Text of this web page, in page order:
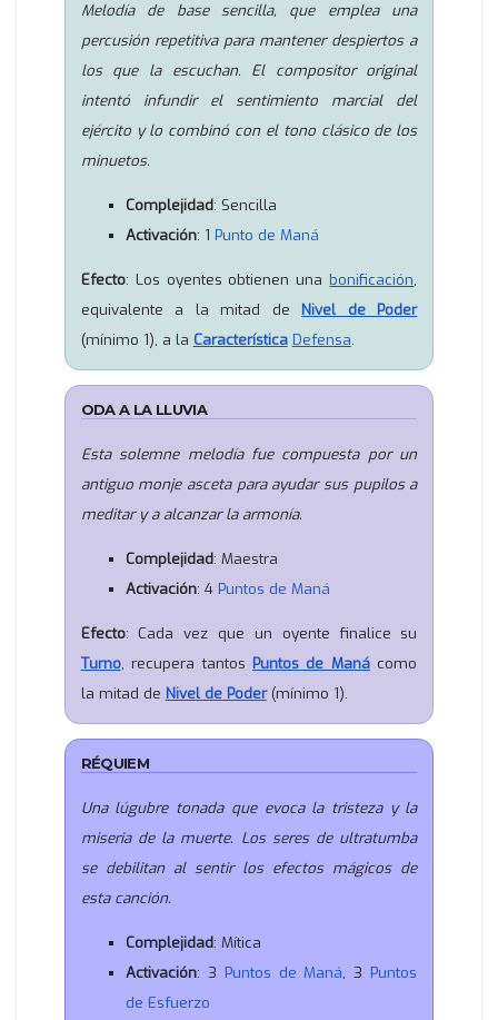
Melodía de base sencilla, que emplea una
percusión repetitiva para mantener despiertos a
los que la escuchan. El compositor original
intentó infundir el sentimiento marcial del
ejército y lo combinó con el tono clásico de los
minuetos.
Complejidad: Sencilla
Activación: 1 Punto de Maná
Efecto: Los oyentes obtienen una bonificación,
equivalente a la mitad de Nivel de Poder
(mínimo 1), a la Característica Defensa.
ODA A LA LLUVIA
Esta solemne melodía fue compuesta por un
antiguo monje asceta para ayudar sus pupilos a
meditar y a alcanzar la armonía.
Complejidad: Maestra
Activación: 4 Puntos de Maná
Efecto: Cada vez que un oyente finalice su
Turno, recupera tantos Puntos de Manácomo
la mitad de Nivel de Poder(mínimo 1).
RÉQUIEM
Una lúgubre tonada que evoca la tristeza y la
miseria de la muerte. Los seres de ultratumba
se debilitan al sentir los efectos mágicos de
esta canción.
Complejidad: Mítica
Activación: 3 Puntos de Maná, 3 Puntos
de Esfuerzo